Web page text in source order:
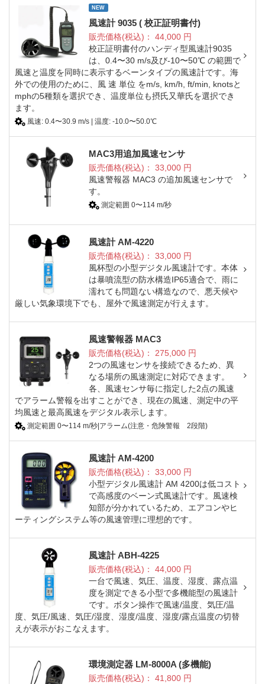
NEW
風速計 9035 ( 校正証明書付)
販売価格(税込)： 44,000円
校正証明書付のハンディ型風速計9035
は、0.4〜30 m/s及び-10〜50℃ の範囲で
風速と温度を同時に表示するベーンタイプの風速計です。海
外での使用のために、風 速 単位 をm/s, km/h, ft/min, knotsと
mphの5種類を選択でき、温度単位も摂氏又華氏を選択でき
ます。
風速: 0.4〜30.9 m/s | 温度: -10.0〜50.0℃
MAC3用追加風速センサ
販売価格(税込)： 33,000円
風速警報器 MAC3 の追加風速センサで
す。
測定範囲 0〜114 m/秒
風速計 AM-4220
販売価格(税込)： 33,000円
風杯型の小型デジタル風速計です。本体
は暴噴流型の防水構造IP65適合で、雨に
濡れても問題ない構造なので、悪天候や
厳しい気象環境下でも、屋外で風速測定が行えます。
風速警報器 MAC3
販売価格(税込)： 275,000円
2つの風速センサを接続できるため、異
なる場所の風速測定に対応できます。
各、風速センサ毎に指定した2点の風速
でアラーム警報を出すことができ、現在の風速、測定中の平
均風速と最高風速をデジタル表示します。
測定範囲 0〜114 m/秒|アラーム(注意・危険警報 2段階)
風速計 AM-4200
販売価格(税込)： 33,000円
小型デジタル風速計 AM 4200は低コスト
で高感度のベーン式風速計です。風速検
知部が分かれているため、エアコンやヒ
ーティングシステム等の風速管理に理想的です。
風速計 ABH-4225
販売価格(税込)： 44,000円
一台で風速、気圧、温度、湿度、露点温
度を測定できる小型で多機能型の風速計
です。ボタン操作で風速/温度、気圧/温
度、気圧/風速、気圧/湿度、湿度/温度、湿度/露点温度の切替
えが表示がおこなえます。
環境測定器 LM-8000A (多機能)
販売価格(税込)： 41,800円